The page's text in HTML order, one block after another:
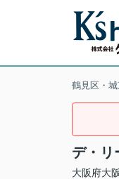
鶴見区・
デ・リ
大阪府大